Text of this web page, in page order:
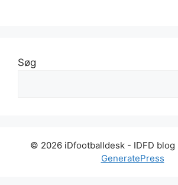
Søg
© 2026 iDfootballdesk - IDFD blog
GeneratePress